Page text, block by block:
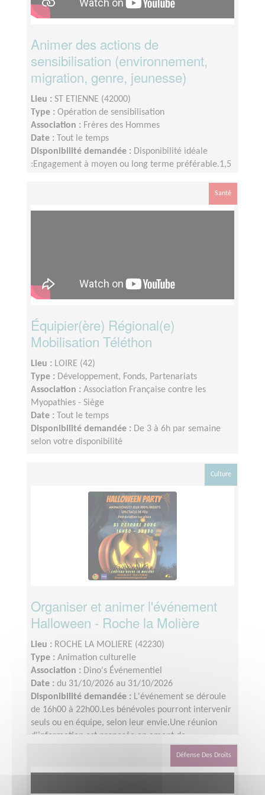
Animer des actions de
sensibilisation (environnement,
migration, genre, jeunesse)
Lieu : ST ETIENNE (42000)
Type : Opération de sensibilisation
Association : Frères des Hommes
Date :
Tout le temps
Disponibilité demandée : Disponibilité idéale
:Engagement à moyen ou long terme préférable.1,5
Santé
Équipier(ère) Régional(e)
Mobilisation Téléthon
Lieu : LOIRE (42)
Type : Développement, Fonds, Partenariats
Association : Association Française contre les
Myopathies - Siège
Date :
Tout le temps
Disponibilité demandée : De 3 à 6h par semaine
selon votre disponibilité
Culture
Organiser et animer l'événement
Halloween - Roche la Molière
Lieu : ROCHE LA MOLIERE (42230)
Type : Animation culturelle
Association : Dino's Événementiel
Date : du 31/10/2026 au 31/10/2026
Disponibilité demandée : L'événement se déroule
de 16h00 à 22h00.Les bénévoles pourront intervenir
seuls ou en équipe, selon leur envie.Une réunion
d'information est proposée en amont de
bénévoles pourront aider à installer dès le matin et
Défense Des Droits